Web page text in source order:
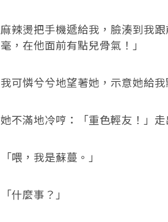
麻辣燙把手機遞給我，臉湊到我
毫，在他面前有點兒骨氣！」
我可憐兮兮地望著她，示意她給我
她不滿地冷哼：「重色輕友！」走
「喂，我是蘇蔓。」
「什麼事？」